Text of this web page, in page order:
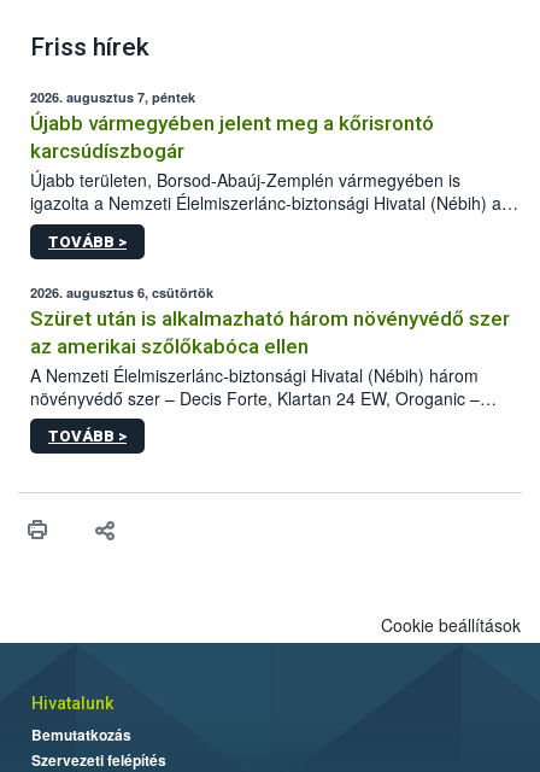
Friss hírek
2026. augusztus 7, péntek
Újabb vármegyében jelent meg a kőrisrontó
karcsúdíszbogár
Újabb területen, Borsod-Abaúj-Zemplén vármegyében is
igazolta a Nemzeti Élelmiszerlánc-biztonsági Hivatal (Nébih) a
kőrisrontó karcsúdíszbogár (Agrilus planipennis) jelenlétét. A
kártevőt nem csak színcsapdában találták meg, de már fertőzött
az intenzív felderítést, emellett az intézkedéseket a szlovák
hatósággal is összehangolják a terjedés megállítása érdekében.
TOVÁBB >
2026. augusztus 6, csütörtök
Szüret után is alkalmazható három növényvédő szer
az amerikai szőlőkabóca ellen
A Nemzeti Élelmiszerlánc-biztonsági Hivatal (Nébih) három
növényvédő szer – Decis Forte, Klartan 24 EW, Oroganic –
engedélyokiratát módosította, így azok a szüretet követően,
egészen a vesszőérettség (BBCH 91) stádiumáig
érésű szőlőkben is legyen lehetőség a károsító elleni további
felhasználók számára is elérhető és ökológiai termesztésben is
TOVÁBB >
Cookie beállítások
Hivatalunk
Bemutatkozás
Szervezeti felépítés